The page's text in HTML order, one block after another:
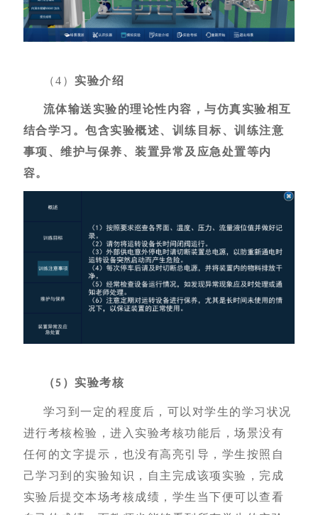
（4） 实验介绍
流体输送实验的理论性内容，与仿真实验相互
结合学习。包含实验概述、训练目标、训练注意
事项、维护与保养、装置异常及应急处置等内
容。
（5 ）实验考核
学习到一定的程度后，可以对学生的学习状况
进行考核检验，进入实验考核功能后，场景没有
任何的文字提示，也没有高亮引导，学生按照自
己学习到的实验知识，自主完成该项实验，完成
实验后提交本场考核成绩，学生当下便可以查看